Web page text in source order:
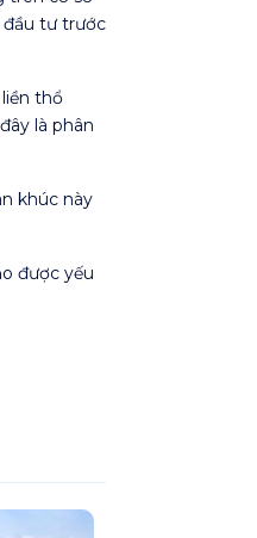
đầu tư trước
thổ
là phân
khúc này
được yếu